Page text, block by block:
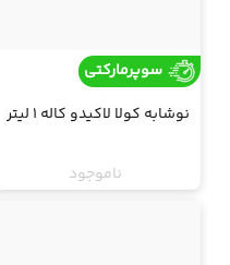
سوپرمارکتی
نوشابه کولا لاکیدو کاله 1 لیتر
ناموجود